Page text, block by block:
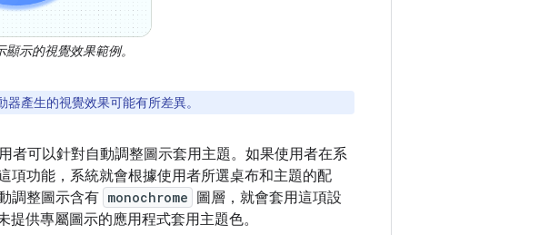
顯示的視覺效果範例。
產生的視覺效果可能有所差異。
者可以針對自動調整圖示套用主題。如果使用者在系
項功能，系統就會根據使用者所選桌布和主題的配
調整圖示含有 monochrome 圖層，就會套用這項設
提供專屬圖示的應用程式套用主題色。